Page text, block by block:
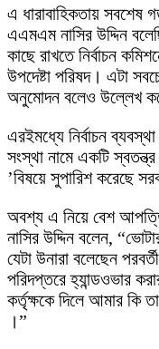
এ ধারাবাহিকতায় সবশেষ
এএমএম নাসির উদ্দিন
কাছে রাখতে নির্বাচন
উপদেষ্টা পরিষদ। এটা
অনুমোদন বলেও উল্লেখ
এরইমধ্যে নির্বাচন
সংস্থা নামে একটি
’বিষয়ে সুপারিশ করেছে
অবশ্য এ নিয়ে বেশ
নাসির উদ্দিন বলেন,
যেটা উনারা বলেছেন
পরিদপ্তরে হ্যান্ডওভার
কর্তৃক্ষকে দিলে আমার কি
।”